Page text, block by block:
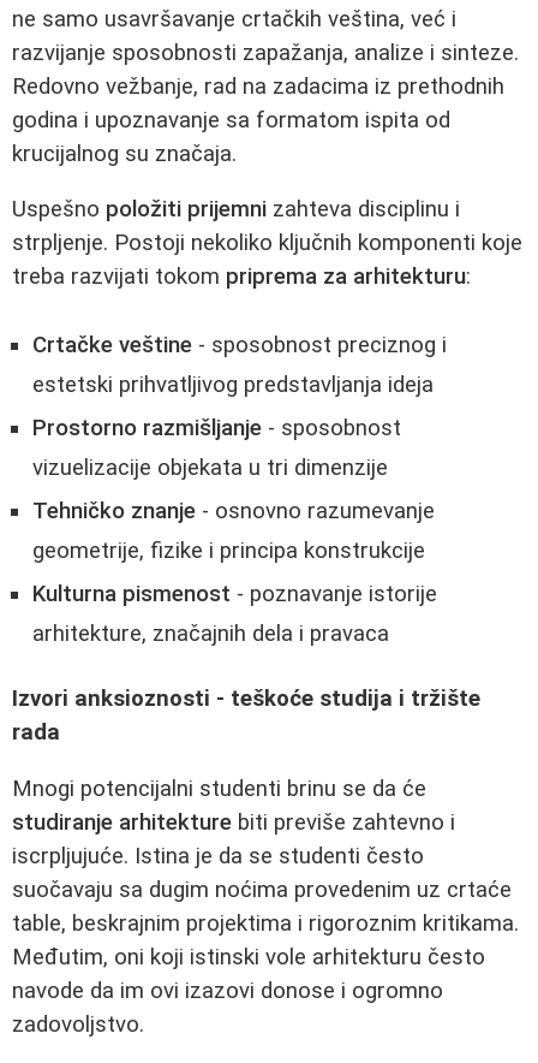
ne samo usavršavanje crtačkih veština, već i
razvijanje sposobnosti zapažanja, analize i sinteze.
Redovno vežbanje, rad na zadacima iz prethodnih
godina i upoznavanje sa formatom ispita od
krucijalnog su značaja.
Uspešno položiti prijemni zahteva disciplinu i
strpljenje. Postoji nekoliko ključnih komponenti koje
treba razvijati tokom priprema za arhitekturu:
Crtačke veštine - sposobnost preciznog i
estetski prihvatljivog predstavljanja ideja
Prostorno razmišljanje - sposobnost
vizuelizacije objekata u tri dimenzije
Tehničko znanje - osnovno razumevanje
geometrije, fizike i principa konstrukcije
Kulturna pismenost - poznavanje istorije
arhitekture, značajnih dela i pravaca
Izvori anksioznosti - teškoće studija i tržište
rada
Mnogi potencijalni studenti brinu se da će
studiranje arhitekture biti previše zahtevno i
iscrpljujuće. Istina je da se studenti često
suočavaju sa dugim noćima provedenim uz crtaće
table, beskrajnim projektima i rigoroznim kritikama.
Međutim, oni koji istinski vole arhitekturu često
navode da im ovi izazovi donose i ogromno
zadovoljstvo.